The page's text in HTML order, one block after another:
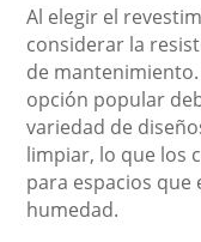
Al elegir el
considerar la
de
opción popular
variedad de
limpiar, lo que los
para espacios
humedad.